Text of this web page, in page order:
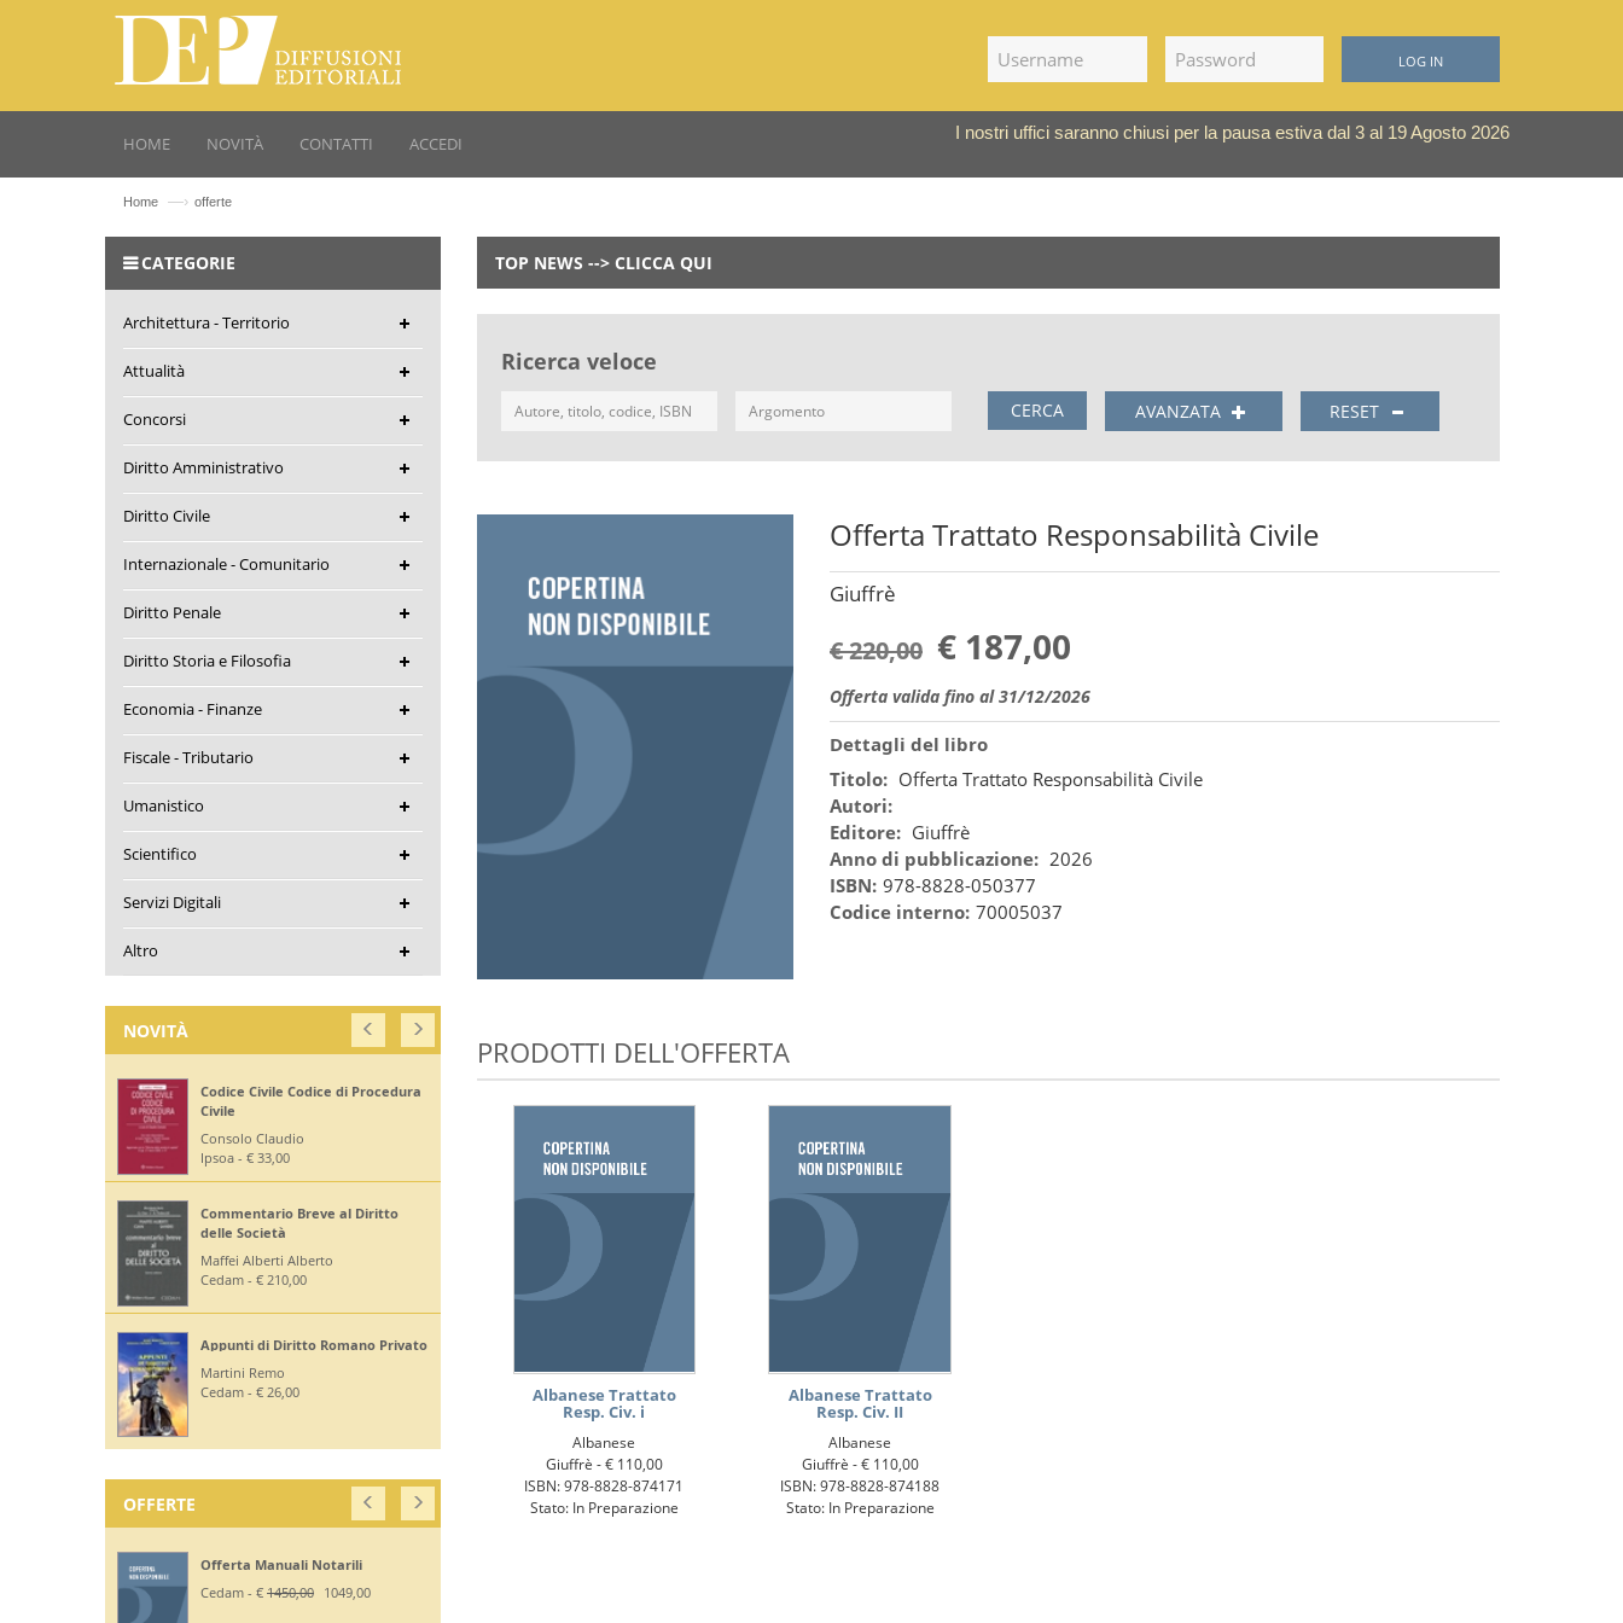
LOG IN
HOME NOVITÀ CONTATTI ACCEDI
I nostri uffici saranno chiusi per la pausa estiva dal 3 al 19 Agosto 2026
Home —› offerte
TOP NEWS --> CLICCA QUI
Ricerca veloce
CERCA AVANZATA RESET
Offerta Trattato Responsabilità Civile
Giuffrè
€ 220,00 € 187,00
Offerta valida fino al 31/12/2026
Dettagli del libro
Titolo: Offerta Trattato Responsabilità Civile
Autori:
Editore: Giuffrè
Anno di pubblicazione: 2026
ISBN: 978-8828-050377
Codice interno: 70005037
PRODOTTI DELL'OFFERTA
Albanese Trattato
Resp. Civ. i
Albanese
Giuffrè -€ 110,00
ISBN: 978-8828-874171
Stato: In Preparazione
Albanese Trattato
Resp. Civ. II
Albanese
Giuffrè -€ 110,00
ISBN: 978-8828-874188
Stato: In Preparazione
CATEGORIE
Architettura - Territorio
Attualità
Concorsi
Diritto Amministrativo
Diritto Civile
Internazionale - Comunitario
Diritto Penale
Diritto Storia e Filosofia
Economia - Finanze
Fiscale - Tributario
Umanistico
Scientifico
Servizi Digitali
Altro
NOVITÀ
Codice Civile Codice di Procedura
Civile
Consolo Claudio
Ipsoa - € 33,00
Commentario Breve al Diritto
delle Società
Maffei Alberti Alberto
Cedam - € 210,00
Appunti di Diritto Romano Privato
Martini Remo
Cedam - € 26,00
OFFERTE
Offerta Manuali Notarili
Cedam - € 1450,00 1049,00